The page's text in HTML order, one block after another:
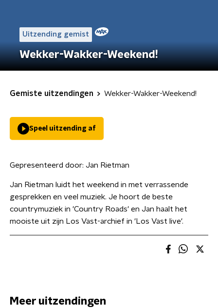
Uitzending gemist
Wekker-Wakker-Weekend!
Gemiste uitzendingen Wekker-Wakker-Weekend!
Speel uitzending af
Gepresenteerd door: Jan Rietman
Jan Rietman luidt het weekend in met verrassende
gesprekken en veel muziek. Je hoort de beste
countrymuziek in 'Country Roads' en Jan haalt het
mooiste uit zijn Los Vast-archief in 'Los Vast live'.
Meer uitzendingen